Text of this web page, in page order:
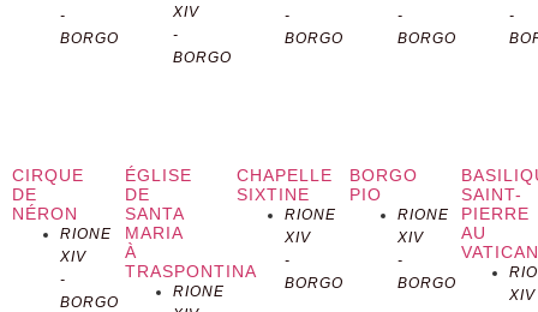
aux transformations urbaines de la
ville. À l’origine connu sous le nom
les Églises Orientales, il a été
construit au XVIe siècle et conçu
par le célèbre architecte Donato
-
BORGO
XIV
-
BORGO
-
BORGO
-
BORGO
-
CIRQUE
DE
NÉRON
RIONE
XIV
-
BORGO
ÉGLISE
DE
SANTA
MARIA
À
TRASPONTINA
RIONE
CHAPELLE
SIXTINE
RIONE
XIV
-
BORGO
BORGO
PIO
RIONE
XIV
-
BORGO
SAINT-
PIERRE
AU
XIV